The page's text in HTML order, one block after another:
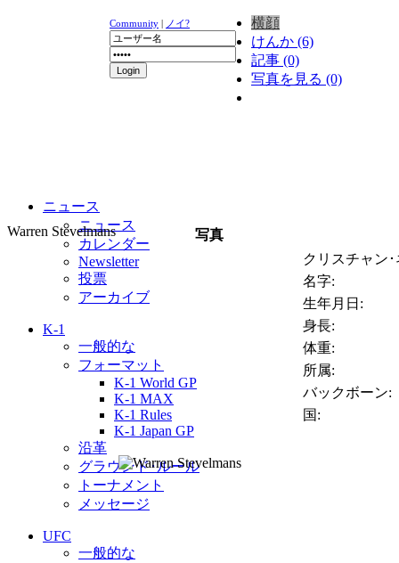
Community | ノイ?
ニュース
ニュース
カレンダー
Newsletter
投票
アーカイブ
K-1
一般的な
フォーマット
K-1 World GP
K-1 MAX
K-1 Rules
K-1 Japan GP
沿革
グラウンド･ルール
トーナメント
メッセージ
UFC
一般的な
横顔
けんか (6)
記事 (0)
写真を見る (0)
Warren Stevelmans
写真
クリスチャン
名字:
生年月日:
身長:
体重:
所属:
バックボーン:
国: